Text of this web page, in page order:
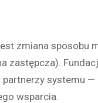
zmiana sposobu
zastępcza).
systemu
wsparcia.